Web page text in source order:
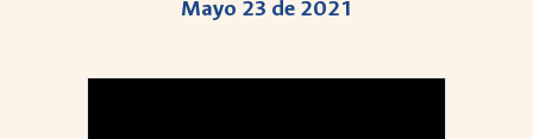
Mayo 23 de 2021